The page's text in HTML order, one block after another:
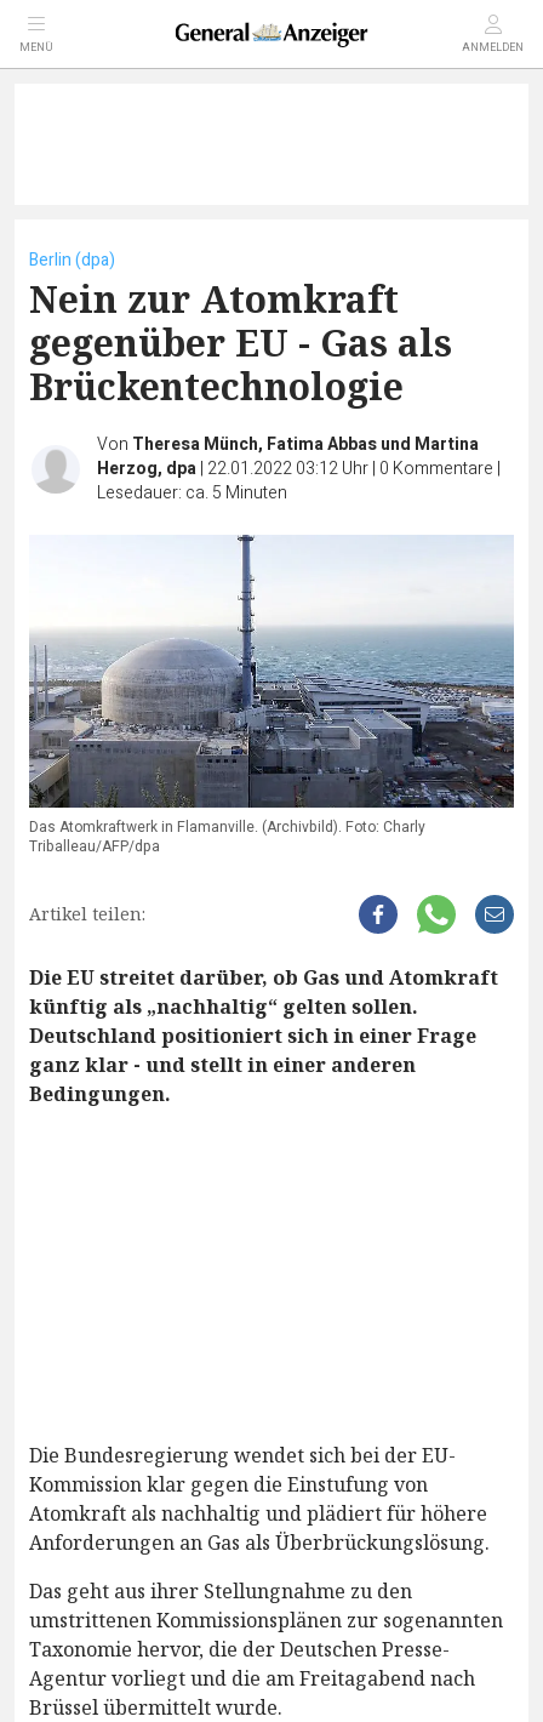
MENÜ ANMELDEN
Berlin (dpa)
Nein zur Atomkraft
gegenüber EU - Gas als
Brückentechnologie
Von Theresa Münch, Fatima Abbas und Martina
Herzog, dpa| 22.01.2022 03:12 Uhr| 0 Kommentare |
Lesedauer: ca. 5 Minuten
Das Atomkraftwerk in Flamanville. (Archivbild). Foto: Charly
Triballeau/AFP/dpa
Artikel teilen:
Die EU streitet darüber, ob Gas und Atomkraft
künftig als „nachhaltig“ gelten sollen.
Deutschland positioniert sich in einer Frage
ganz klar - und stellt in einer anderen
Bedingungen.
Die Bundesregierung wendet sich bei der EU-
Kommission klar gegen die Einstufung von
Atomkraft als nachhaltig und plädiert für höhere
Anforderungen an Gas als Überbrückungslösung.
Das geht aus ihrer Stellungnahme zu den
umstrittenen Kommissionsplänen zur sogenannten
Taxonomie hervor, die der Deutschen Presse-
Agentur vorliegt und die am Freitagabend nach
Brüssel übermittelt wurde.